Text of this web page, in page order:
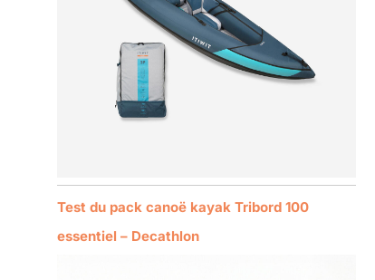
Test du pack canoë kayak Tribord 100
essentiel – Decathlon